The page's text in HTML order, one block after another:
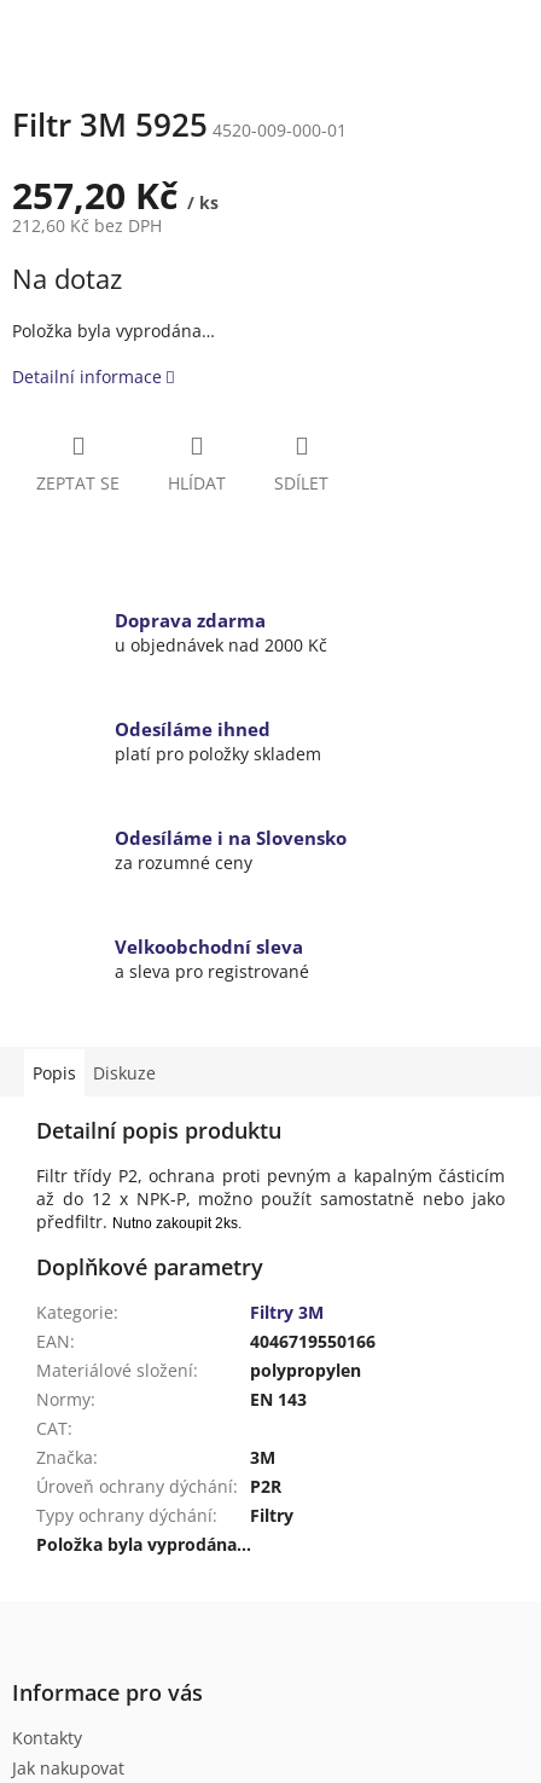
Filtr 3M 5925 4520-009-000-01
257,20 Kč / ks
212,60 Kč bez DPH
cena:
Na dotaz
Položka byla vyprodána…
Detailní informace
ZEPTAT SE HLÍDAT SDÍLET
Doprava zdarma
u objednávek nad 2000 Kč
Odesíláme ihned
platí pro položky skladem
Odesíláme i na Slovensko
za rozumné ceny
Velkoobchodní sleva
a sleva pro registrované
Popis Diskuze
Detailní popis produktu
Filtr třídy P2, ochrana proti pevným a kapalným částicím
až do 12 x NPK-P, možno použít samostatně nebo jako
předfiltr. Nutno zakoupit 2ks.
Doplňkové parametry
Kategorie:
Filtry 3M
EAN:
4046719550166
Materiálové složení:
polypropylen
Normy:
EN 143
CAT:
Značka:
3M
Úroveň ochrany dýchání:
P2R
Typy ochrany dýchání:
Filtry
Položka byla vyprodána…
Informace pro vás
Kontakty
Jak nakupovat